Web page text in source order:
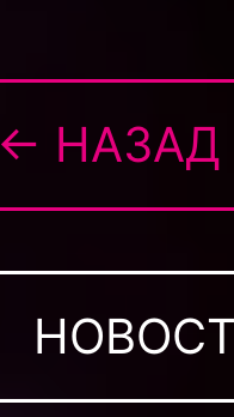
← НАЗАД